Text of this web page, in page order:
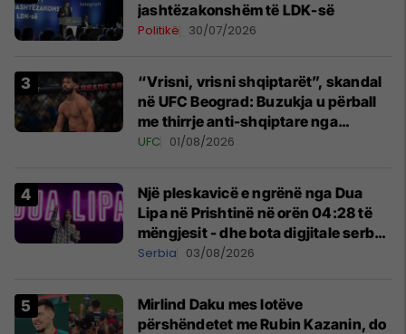
jashtëzakonshëm të LDK-së
Politikë 30/07/2026
“Vrisni, vrisni shqiptarët”, skandal
në UFC Beograd: Buzukja u përball
me thirrje anti-shqiptare nga
tribunat
UFC 01/08/2026
Një pleskavicë e ngrënë nga Dua
Lipa në Prishtinë në orën 04:28 të
mëngjesit - dhe bota digjitale serbe
shpall gjendjen e luftës
Serbia 03/08/2026
Mirlind Daku mes lotëve
përshëndetet me Rubin Kazanin, do